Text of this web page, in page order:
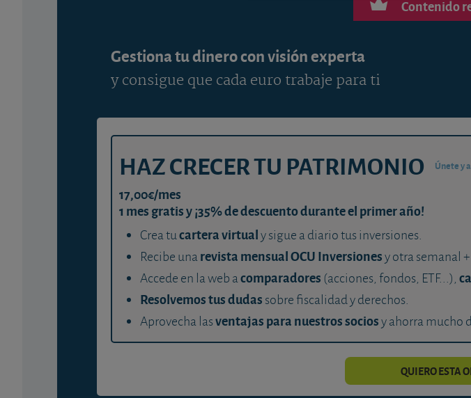
Contenido
Gestiona tu dinero con visión experta
y consigue que cada euro trabaje para ti
HAZ CRECER TU PATRIMONIO Únete y
17,00€/mes
1 mes gratis y ¡35% de descuento durante el primer año!
Crea tucartera virtualy sigue a diario tus inversiones.
Recibe unarevista mensual OCU Inversionesy otra semanal +
Accede en la web acomparadores (acciones, fondos, ETF...),
Resolvemos tus dudas sobre fiscalidad y derechos.
Aprovecha lasventajas para nuestros sociosy ahorra mucho
QUIERO ESTA